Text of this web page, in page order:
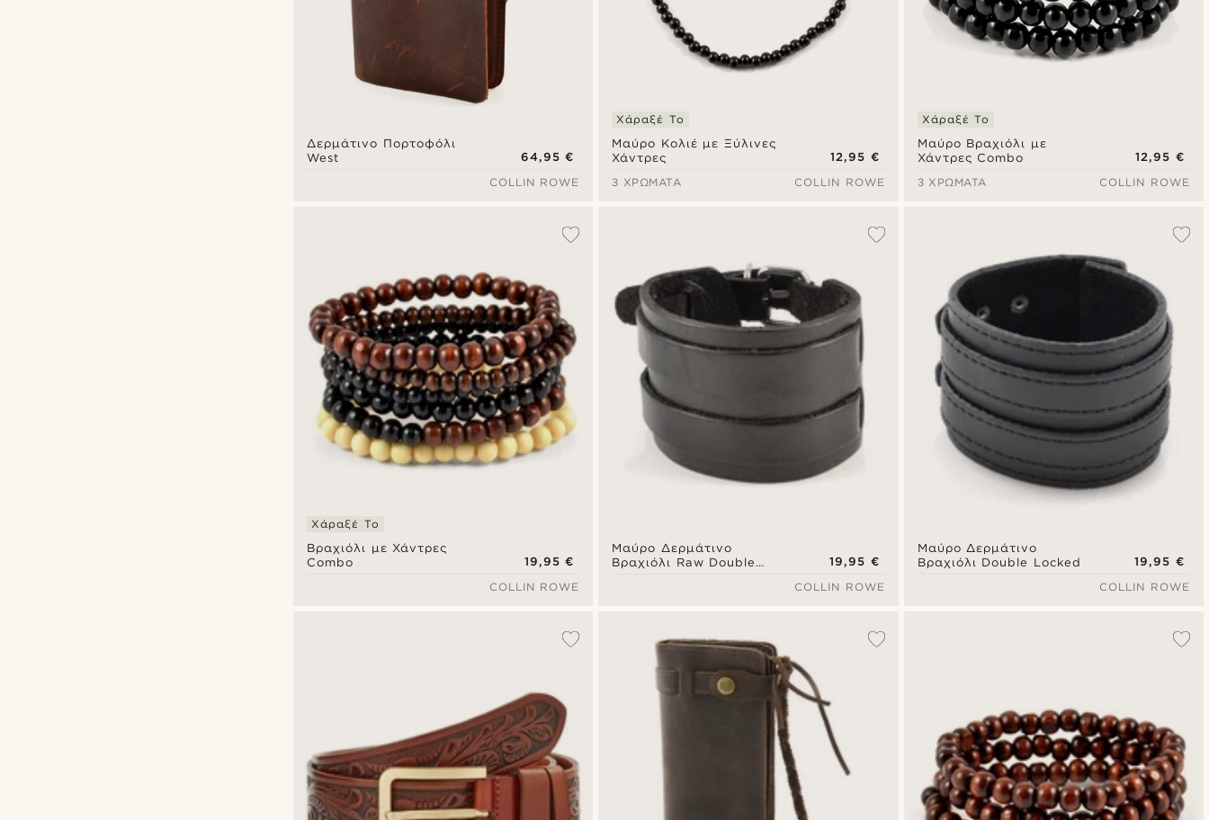
Δερμάτινο Πορτοφόλι
West
64,95 €
COLLIN ROWE
Μαύρο Κολιέ με Ξύλινες
Χάντρες
Χάραξέ Το
12,95 €
3 ΧΡΏΜΑΤΑ
COLLIN ROWE
Μαύρο Βραχιόλι με
Χάντρες Combo
Χάραξέ Το
12,95 €
3 ΧΡΏΜΑΤΑ
COLLIN ROWE
Βραχιόλι με Χάντρες
Combo
Χάραξέ Το
19,95 €
COLLIN ROWE
Μαύρο Δερμάτινο
Βραχιόλι Raw Double
19,95 €
COLLIN ROWE
Μαύρο Δερμάτινο
Βραχιόλι Double Locked
19,95 €
COLLIN ROWE